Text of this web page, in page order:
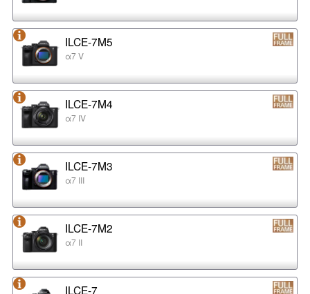
ILCE-7M5
α7 V
ILCE-7M4
α7 IV
ILCE-7M3
α7 III
ILCE-7M2
α7 II
ILCE-7